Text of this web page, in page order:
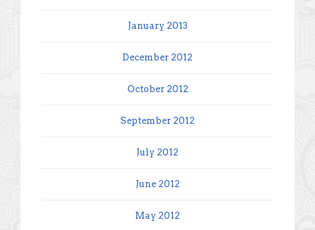
January 2013
December 2012
October 2012
September 2012
July 2012
June 2012
May 2012